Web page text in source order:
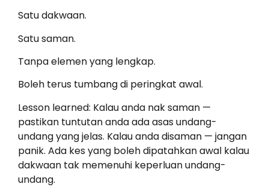
Satu dakwaan.
Satu saman.
Tanpa elemen yang lengkap.
Boleh terus tumbang di peringkat awal.
Lesson learned: Kalau anda nak saman —
pastikan tuntutan anda ada asas undang-
undang yang jelas. Kalau anda disaman — jangan
panik. Ada kes yang boleh dipatahkan awal kalau
dakwaan tak memenuhi keperluan undang-
undang.